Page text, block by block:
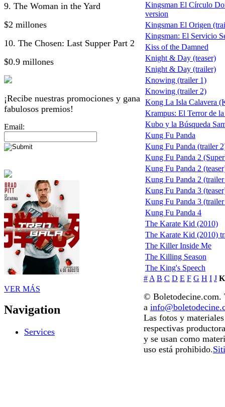
9. The Woman in the Yard
$2 millones
10. The Chosen: Last Supper Part 2
$0.9 millones
¡Recibe nuestras promociones y gana
fabulosos premios!
Email:
VER MÁS
Navigation
Services
Kingsman El Círculo
version
Kingsman El Origen
Kingsman: El Servicio
Kiss of the Damned
Knight & Day (teaser)
Knight & Day (trailer)
Knowing (trailer 1)
Knowing (trailer 2)
Kong La Isla Calavera
Krampus: El Terror de
Kubo y la Búsqueda
Kung Fu Panda
Kung Fu Panda (trailer
Kung Fu Panda 2
Kung Fu Panda 2
Kung Fu Panda 2
Kung Fu Panda 3
Kung Fu Panda 3
Kung Fu Panda 4
The Karate Kid (2010)
The Karate Kid (2010)
The Killer Inside Me
The Killing Season
The King's Speech
# A B C D E F G H I J K
© Boletodecine.com.
a
Las fotos y
respectivas
y se usan como
uso está prohibido.